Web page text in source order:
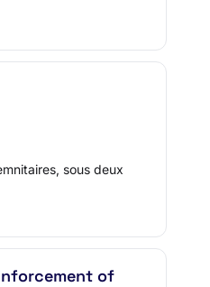
sous deux
of